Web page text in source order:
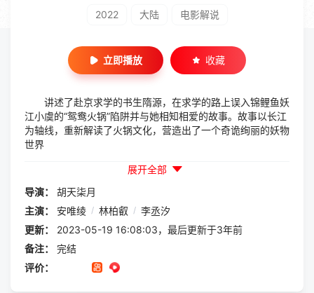
2022 大陆 电影解说
立即播放 收藏
讲述了赴京求学的书生隋源，在求学的路上误入锦鲤鱼妖
江小虞的“鸳鸯火锅”陷阱并与她相知相爱的故事。故事以长江
为轴线，重新解读了火锅文化，营造出了一个奇诡绚丽的妖物
世界
展开全部
导演：
胡天柒月
主演：
安唯绫 / 林柏叡 / 李丞汐
更新：
2023-05-19 16:08:03，最后更新于3年前
备注：
完结
评价：